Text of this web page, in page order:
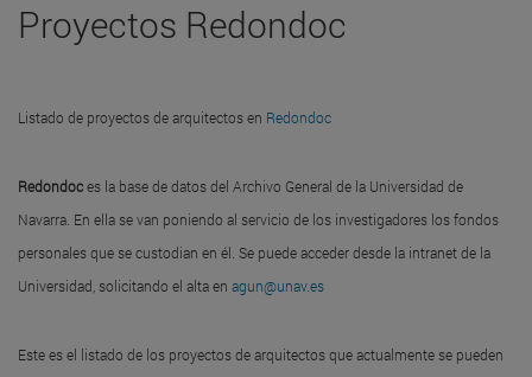
Proyectos Redondoc
Listado de proyectos de arquitectos en Redondoc
Redondoces la base de datos del Archivo General de la Universidad de
Navarra. En ella se van poniendo al servicio de los investigadores los fondos
personales que se custodian en él. Se puede acceder desde la intranet de la
Universidad, solicitando el alta en agun@unav.es
Este es el listado de los proyectos de arquitectos que actualmente se pueden